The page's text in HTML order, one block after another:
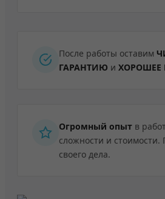
После работы оставим
ГАРАНТИЮ и ХОРОШЕЕ
Огромный опыт в
сложности и
своего дела.